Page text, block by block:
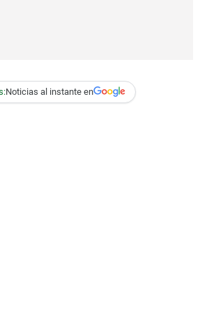
Noticias al instante en